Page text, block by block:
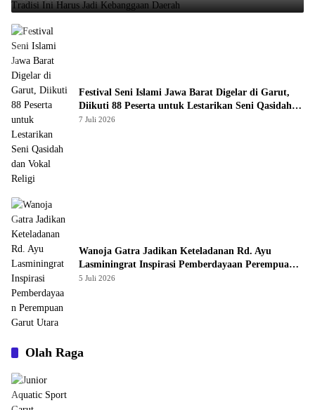
Festival Seni Islami Jawa Barat Digelar di Garut,
Diikuti 88 Peserta untuk Lestarikan Seni Qasidah
dan Vokal Religi
7 Juli 2026
Wanoja Gatra Jadikan Keteladanan Rd. Ayu
Lasminingrat Inspirasi Pemberdayaan Perempuan
Garut Utara
5 Juli 2026
Olah Raga